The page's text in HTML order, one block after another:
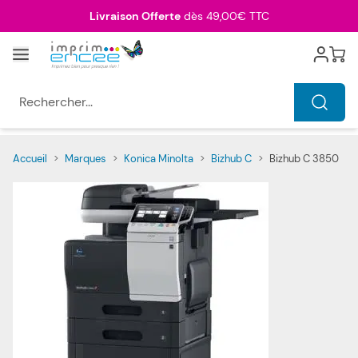
Livraison Offertedès 49,00€ TTC
Menu Cart
Accueil > Marques > Konica Minolta > Bizhub C > Bizhub C 3850